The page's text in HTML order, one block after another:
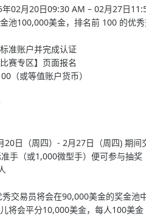
02月20日09:30 AM – 02月27日
池100,000美金，排名前 100 的优
准账户并完成认证​
赛专区】页面报名​
（或等值账户货币）​
20日（周四）- 2月27日（周四) 期
手（或1,000微型手）便可参与抽奖​
交易员将会在90,000美金的奖金池
将会平分10,000美金，每人100美金